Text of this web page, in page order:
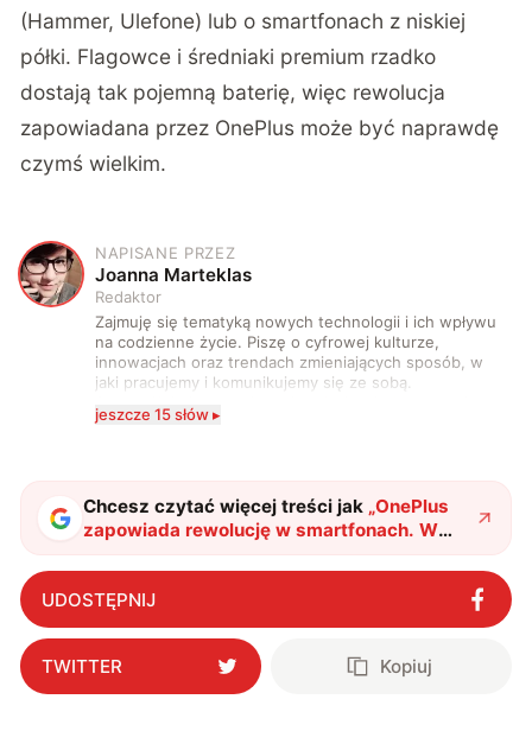
(Hammer, Ulefone) lub o smartfonach z niskiej
półki. Flagowce i średniaki premium rzadko
dostają tak pojemną baterię, więc rewolucja
zapowiadana przez OnePlus może być naprawdę
czymś wielkim.
J
NAPISANE PRZEZ
Joanna Marteklas
Redaktor
Zajmuję się tematyką nowych technologii i ich wpływu
na codzienne życie. Piszę o cyfrowej kulturze,
innowacjach oraz trendach zmieniających sposób, w
jaki pracujemy i komunikujemy się ze sobą.
Szczególnie interesuje mnie relacja między rozwojem
technologii a współczesną popkulturą. W wolnych
jeszcze 15 słów ▸
Chcesz czytać więcej treści jak „OnePlus
zapowiada rewolucję w smartfonach. W
końcu taką, jakiej potrzebujemy"?
UDOSTĘPNIJ
TWITTER Kopiuj